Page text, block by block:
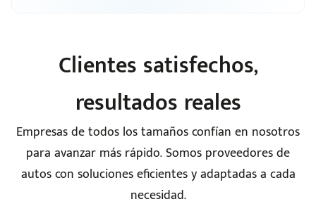
Clientes satisfechos,
resultados reales
Empresas de todos los tamaños confían en nosotros
para avanzar más rápido. Somos proveedores de
autos con soluciones eficientes y adaptadas a cada